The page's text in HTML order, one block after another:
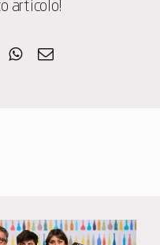
articolo!